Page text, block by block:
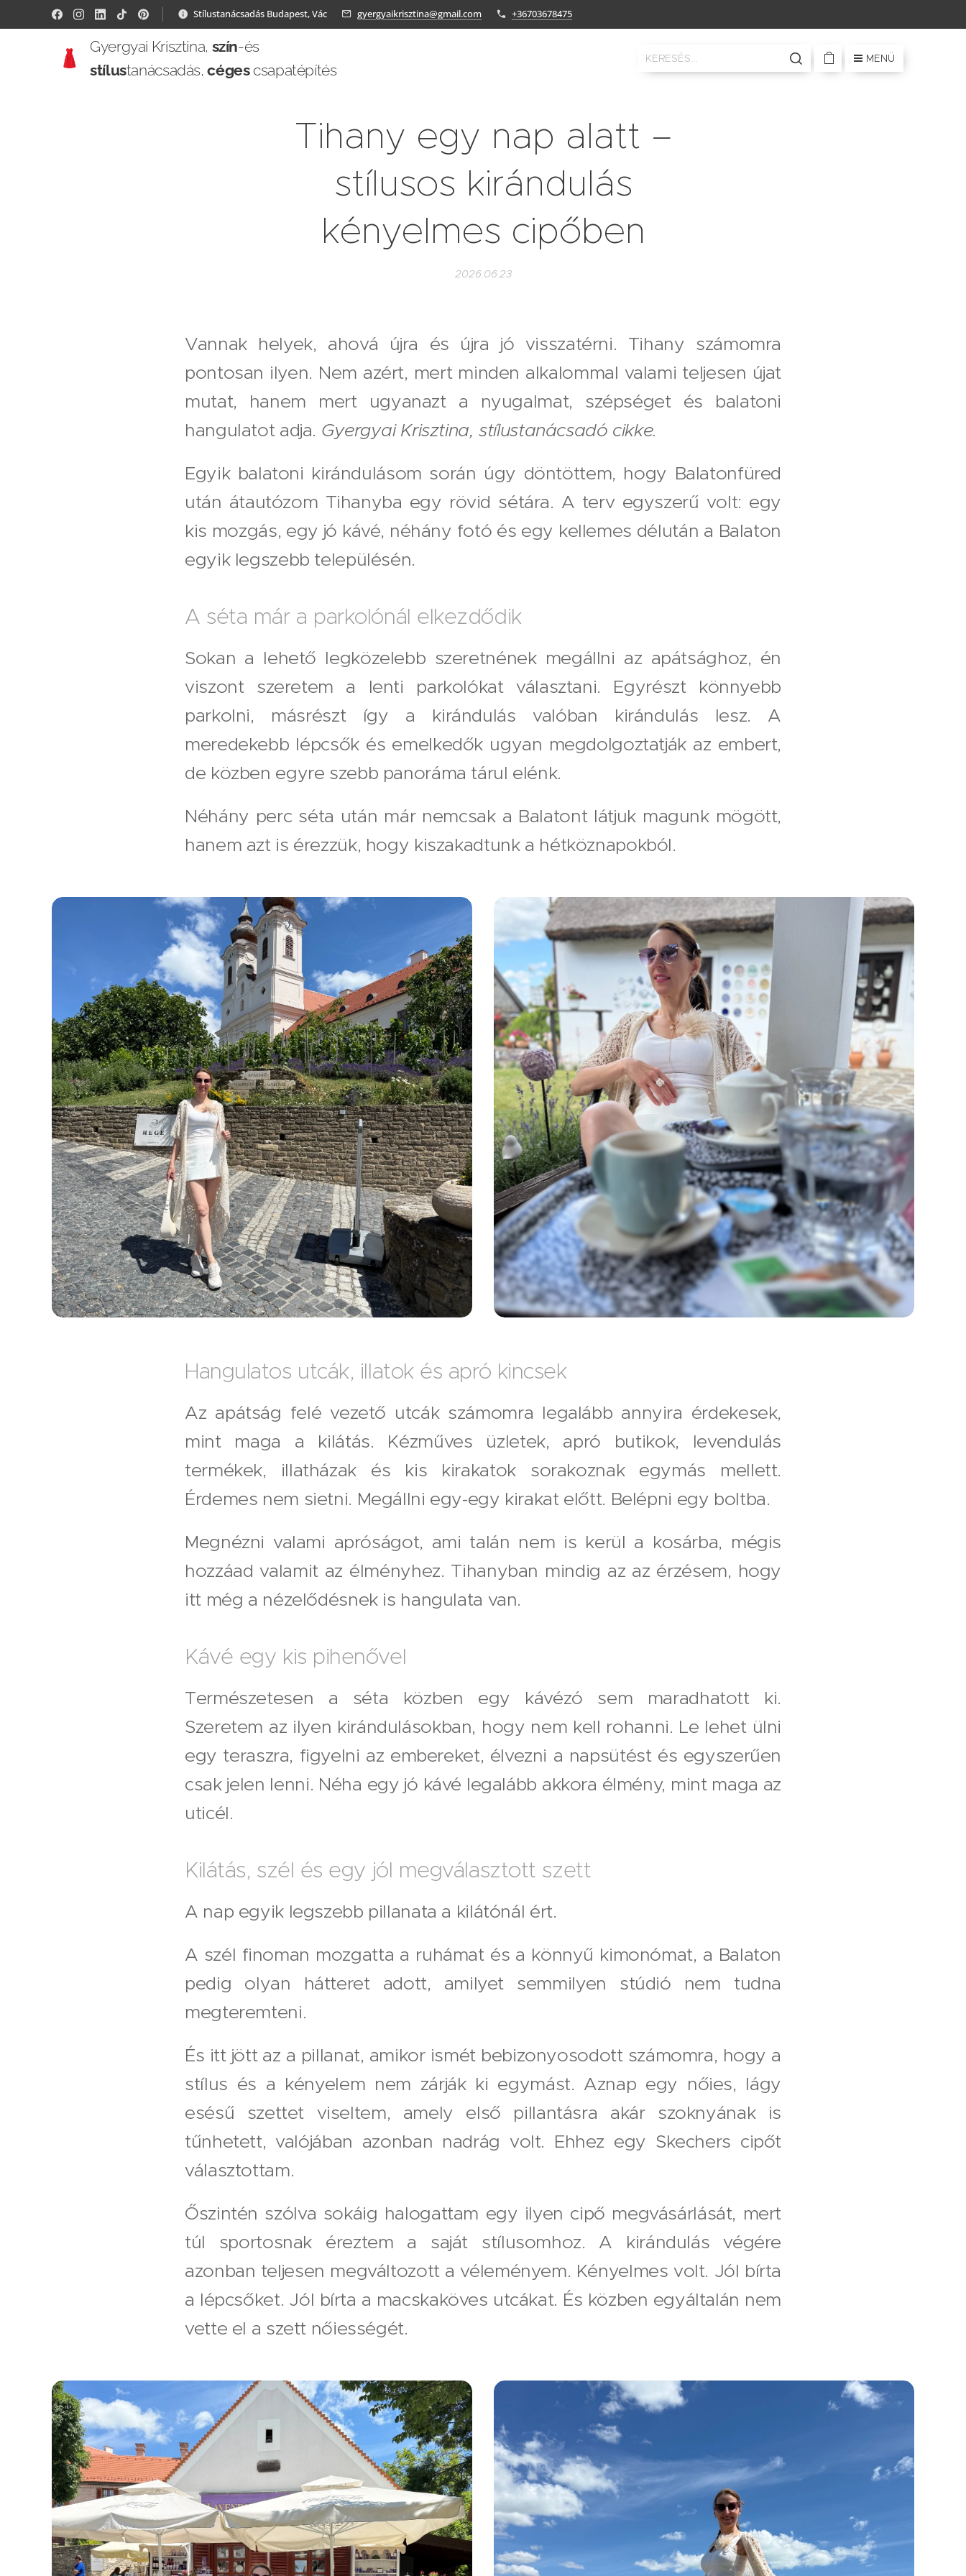
Stílustanácsadás Budapest, Vác gyergyaikrisztina@gmail.com +36703678475
Gyergyai Krisztina, szín-és
stílustanácsadás,cégescsapatépítés
MENÜ
Tihany egy nap alatt –
stílusos kirándulás
kényelmes cipőben
2026.06.23
Vannak helyek, ahová újra és újra jó visszatérni. Tihany számomra
pontosan ilyen. Nem azért, mert minden alkalommal valami teljesen újat
mutat, hanem mert ugyanazt a nyugalmat, szépséget és balatoni
hangulatot adja. Gyergyai Krisztina, stílustanácsadó cikke.
Egyik balatoni kirándulásom során úgy döntöttem, hogy Balatonfüred
után átautózom Tihanyba egy rövid sétára. A terv egyszerű volt: egy
kis mozgás, egy jó kávé, néhány fotó és egy kellemes délután a Balaton
egyik legszebb településén.
A séta már a parkolónál elkezdődik
Sokan a lehető legközelebb szeretnének megállni az apátsághoz, én
viszont szeretem a lenti parkolókat választani. Egyrészt könnyebb
parkolni, másrészt így a kirándulás valóban kirándulás lesz. A
meredekebb lépcsők és emelkedők ugyan megdolgoztatják az embert,
de közben egyre szebb panoráma tárul elénk.
Néhány perc séta után már nemcsak a Balatont látjuk magunk mögött,
hanem azt is érezzük, hogy kiszakadtunk a hétköznapokból.
Hangulatos utcák, illatok és apró kincsek
Az apátság felé vezető utcák számomra legalább annyira érdekesek,
mint maga a kilátás. Kézműves üzletek, apró butikok, levendulás
termékek, illatházak és kis kirakatok sorakoznak egymás mellett.
Érdemes nem sietni. Megállni egy-egy kirakat előtt. Belépni egy boltba.
Megnézni valami apróságot, ami talán nem is kerül a kosárba, mégis
hozzáad valamit az élményhez. Tihanyban mindig az az érzésem, hogy
itt még a nézelődésnek is hangulata van.
Kávé egy kis pihenővel
Természetesen a séta közben egy kávézó sem maradhatott ki.
Szeretem az ilyen kirándulásokban, hogy nem kell rohanni. Le lehet ülni
egy teraszra, figyelni az embereket, élvezni a napsütést és egyszerűen
csak jelen lenni. Néha egy jó kávé legalább akkora élmény, mint maga az
uticél.
Kilátás, szél és egy jól megválasztott szett
A nap egyik legszebb pillanata a kilátónál ért.
A szél finoman mozgatta a ruhámat és a könnyű kimonómat, a Balaton
pedig olyan hátteret adott, amilyet semmilyen stúdió nem tudna
megteremteni.
És itt jött az a pillanat, amikor ismét bebizonyosodott számomra, hogy a
stílus és a kényelem nem zárják ki egymást. Aznap egy nőies, lágy
esésű szettet viseltem, amely első pillantásra akár szoknyának is
tűnhetett, valójában azonban nadrág volt. Ehhez egy Skechers cipőt
választottam.
Őszintén szólva sokáig halogattam egy ilyen cipő megvásárlását, mert
túl sportosnak éreztem a saját stílusomhoz. A kirándulás végére
azonban teljesen megváltozott a véleményem. Kényelmes volt. Jól bírta
a lépcsőket. Jól bírta a macskaköves utcákat. És közben egyáltalán nem
vette el a szett nőiességét.